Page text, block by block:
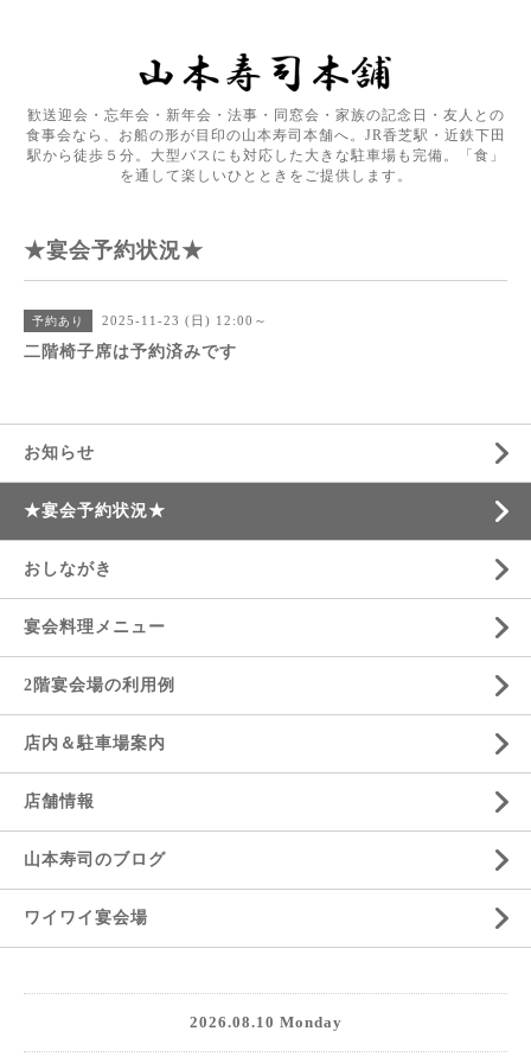
歓送迎会・忘年会・新年会・法事・同窓会・家族の記念日・友人との
食事会なら、お船の形が目印の山本寿司本舗へ。JR香芝駅・近鉄下田
駅から徒歩５分。大型バスにも対応した大きな駐車場も完備。「食」
を通して楽しいひとときをご提供します。
★宴会予約状況★
予約あり 2025-11-23 (日) 12:00～
二階椅子席は予約済みです
お知らせ
★宴会予約状況★
おしながき
宴会料理メニュー
2階宴会場の利用例
店内＆駐車場案内
店舗情報
山本寿司のブログ
ワイワイ宴会場
2026.08.10 Monday